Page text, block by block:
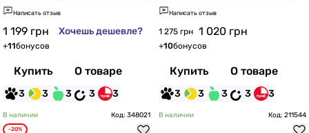
61854)
Написать отзыв
1 199 грн Хочешь дешевле?
+11бонусов
Купить О товаре
3 3 3 3 3
Написать отзыв
1 275 грн 1 020 грн
+10бонусов
Купить О товаре
3 3 3 3 3
В наличии Код: 348021
-20%
В наличии Код: 211544